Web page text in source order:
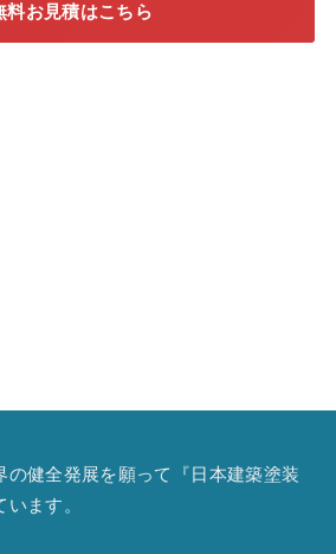
料お見積はこちら
の健全発展を願って『 日本建築塗装
います。